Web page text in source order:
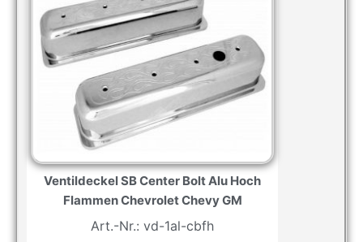
Ventildeckel SB Center Bolt Alu Hoch
Flammen Chevrolet Chevy GM
Art.-Nr.: vd-1al-cbfh